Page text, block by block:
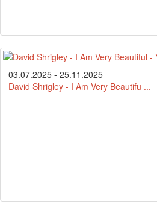
03.07.2025 - 25.11.2025
David Shrigley - I Am Very Beautifu ...